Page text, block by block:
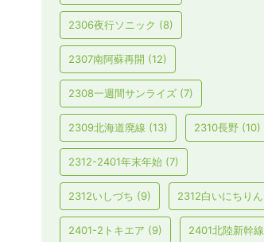
2306夜行ソニック (8)
2307南阿蘇再開 (12)
2308一週間サンライズ (7)
2309北海道廃線 (13) 2310長野 (10)
2312-2401年末年始 (7)
2312いしづち (9) 2312白いにちりん
2401-2トキエア (9) 2401北陸新幹線